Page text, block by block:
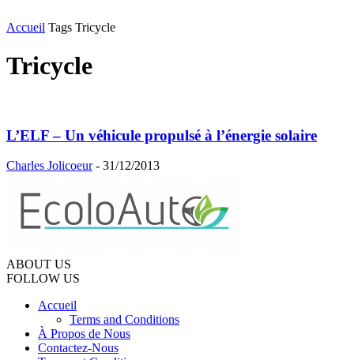
Accueil Tags Tricycle
Tricycle
L’ELF – Un véhicule propulsé à l’énergie solaire
Charles Jolicoeur - 31/12/2013
ABOUT US
FOLLOW US
Accueil
Terms and Conditions
À Propos de Nous
Contactez-Nous